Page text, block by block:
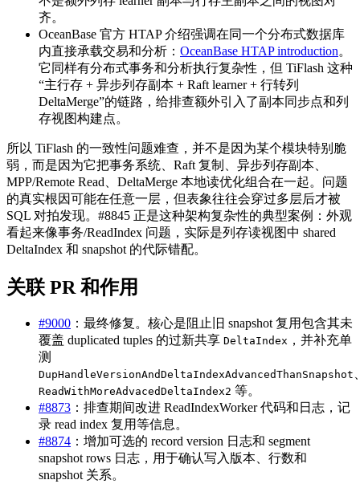
齐。
OceanBase 官方 HTAP 介绍强调在同一个分布式数据库
内直接承载交易和分析： OceanBase HTAP introduction。
它同样有分布式事务和分析执行复杂性，但 TiFlash 这种
“主行存 + 异步列存副本 + Raft learner + 行转列
DeltaMerge”的链路，给排查额外引入了副本同步点和列
存视图构建点。
所以 TiFlash 的一致性问题难查，并不是因为某个模块特别脆
弱，而是因为它把事务系统、Raft 复制、异步列存副本、
MPP/Remote Read、DeltaMerge 本地读优化组合在一起。问题
的真实根因可能在任意一层，但表象往往会穿过多层后才被
SQL 对拍发现。#8845 正是这种架构复杂性的典型案例：外观
看起来像事务/ReadIndex 问题，实际是列存读视图中 shared
DeltaIndex 和 snapshot 的代际错配。
关联 PR 和作用
#9000 ：最终修复。核心是阻止旧 snapshot 复用包含其未
覆盖 duplicated tuples 的过新共享 DeltaIndex ，并补充单
测
DupHandleVersionAndDeltaIndexAdvancedThanSnapshot
ReadWithMoreAdvacedDeltaIndex2 等。
#8873 ：排查期间改进 ReadIndexWorker 代码和日志，记
录 read index 复用等信息。
#8874 ：增加可选的 record version 日志和 segment
snapshot rows 日志，用于确认写入版本、行数和
snapshot 关系。